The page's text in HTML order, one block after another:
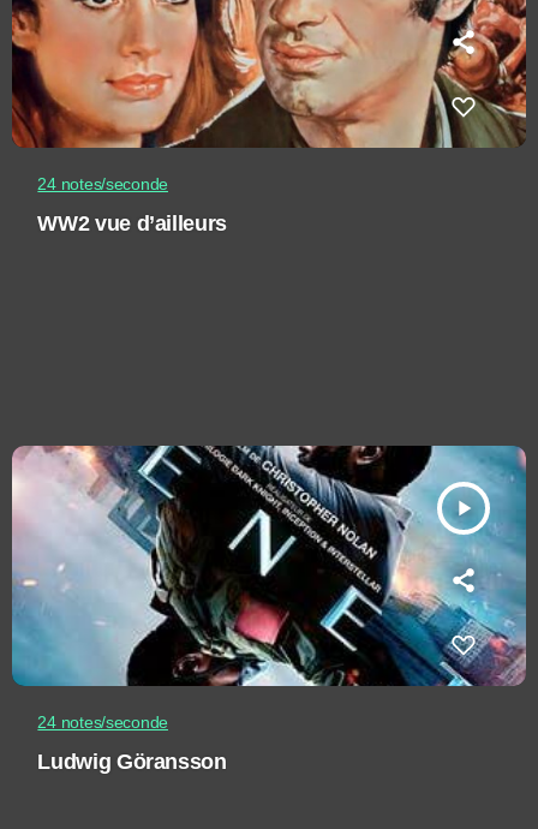
24 notes/seconde
WW2 vue d’ailleurs
play_arrow
24 notes/seconde
Ludwig Göransson